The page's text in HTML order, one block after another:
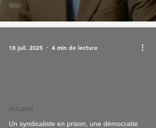
Un syndicaliste en prison, une démocratie
Actualité
18 juil. 2025 4 min de lecture